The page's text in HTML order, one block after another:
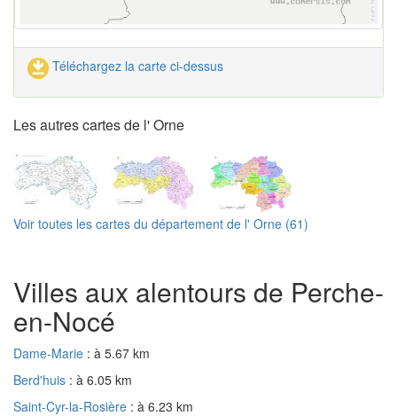
Téléchargez la carte ci-dessus
Les autres cartes de l' Orne
Voir toutes les cartes du département de l' Orne (61)
Villes aux alentours de Perche-
en-Nocé
Dame-Marie : à 5.67 km
Berd'huis : à 6.05 km
Saint-Cyr-la-Rosière : à 6.23 km